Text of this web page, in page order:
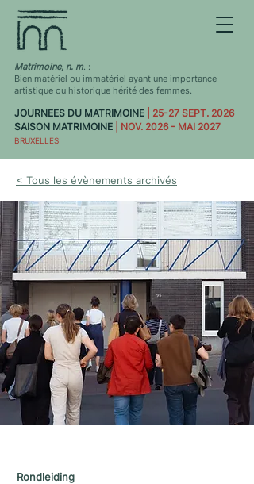
Matrimoine, n. m. :
Bien matériel ou immatériel ayant une importance
artistique ou historique hérité des femmes.
JOURNEES DU MATRIMOINE
| 25-27 SEPT. 2026
SAISON MATRIMOINE
| NOV. 2026 - MAI 2027
BRUXELLES
< Tous les évènements archivés
Rondleiding